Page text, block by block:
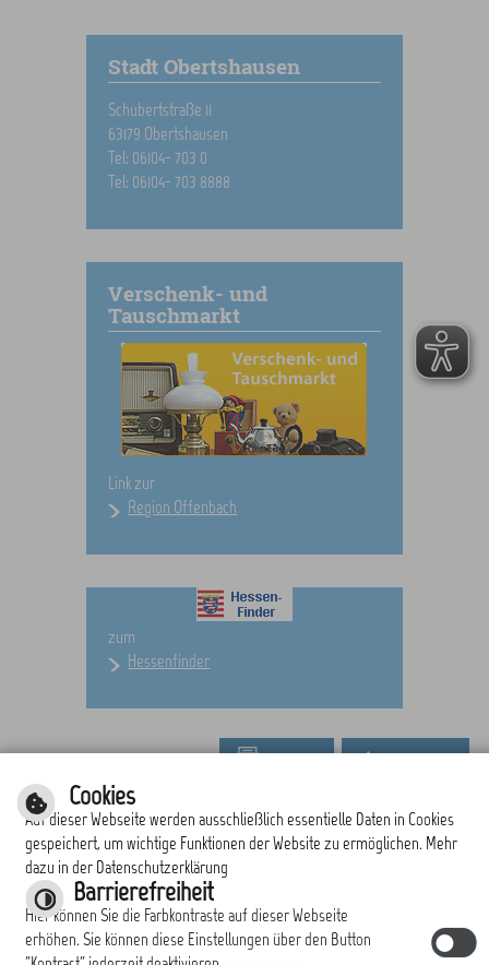
Stadt Obertshausen
Schubertstraße 11
63179 Obertshausen
Tel: 06104- 703 0
Tel: 06104- 703 8888
Verschenk- und
Tauschmarkt
Link zur
Region Offenbach
zum
Hessenfinder
Responsive Web|Inhalt|
Datenschutzerklärung
Cookies
Auf dieser Webseite werden ausschließlich essentielle Daten in Cookies
gespeichert, um wichtige Funktionen der Website zu ermöglichen. Mehr
dazu in der Datenschutzerklärung
Barrierefreiheit
Hier können Sie die Farbkontraste auf dieser Webseite
erhöhen. Sie können diese Einstellungen über den Button